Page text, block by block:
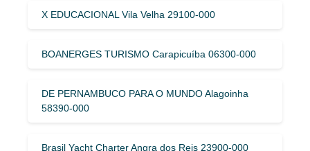
X EDUCACIONAL Vila Velha 29100-000
BOANERGES TURISMO Carapicuíba 06300-000
DE PERNAMBUCO PARA O MUNDO Alagoinha
58390-000
Brasil Yacht Charter Angra dos Reis 23900-000